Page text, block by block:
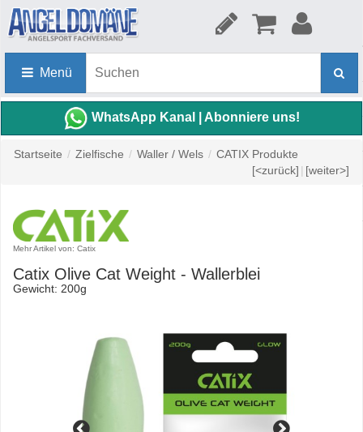
Menü
WhatsApp Kanal | Abonniere uns!
Startseite / Zielfische / Waller / Wels / CATIX Produkte
[<zurück] | [weiter>]
Mehr Artikel von: Catix
Catix Olive Cat Weight - Wallerblei
Gewicht: 200g